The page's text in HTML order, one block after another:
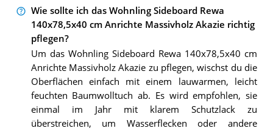
Wie sollte ich das Wohnling Sideboard Rewa
140x78,5x40 cm Anrichte Massivholz Akazie richtig
pflegen?
Um das Wohnling Sideboard Rewa 140x78,5x40 cm
Anrichte Massivholz Akazie zu pflegen, wischst du die
Oberflächen einfach mit einem lauwarmen, leicht
feuchten Baumwolltuch ab. Es wird empfohlen, sie
einmal im Jahr mit klarem Schutzlack zu
überstreichen, um Wasserflecken oder andere